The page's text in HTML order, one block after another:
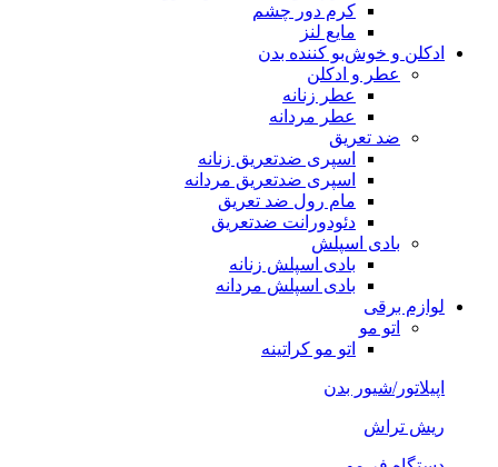
کرم دور چشم
مایع لنز
ادکلن و خوش‌بو کننده بدن
عطر و ادکلن
عطر زنانه
عطر مردانه
ضد تعریق
اسپری ضدتعریق زنانه
اسپری ضدتعریق مردانه
مام رول ضد تعریق
دئودورانت ضدتعریق
بادی اسپلش
بادی اسپلش زنانه
بادی اسپلش مردانه
لوازم برقی
اتو مو
اتو مو کراتینه
اپیلاتور/شیور بدن
ریش تراش